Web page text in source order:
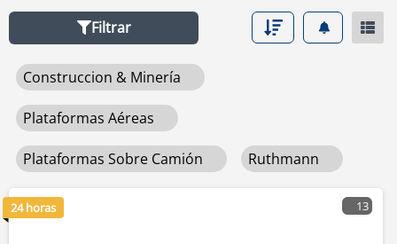
sobre camión.
Filtrar
Construccion & Minería
Plataformas Aéreas
Plataformas Sobre Camión Ruthmann
13
24 horas